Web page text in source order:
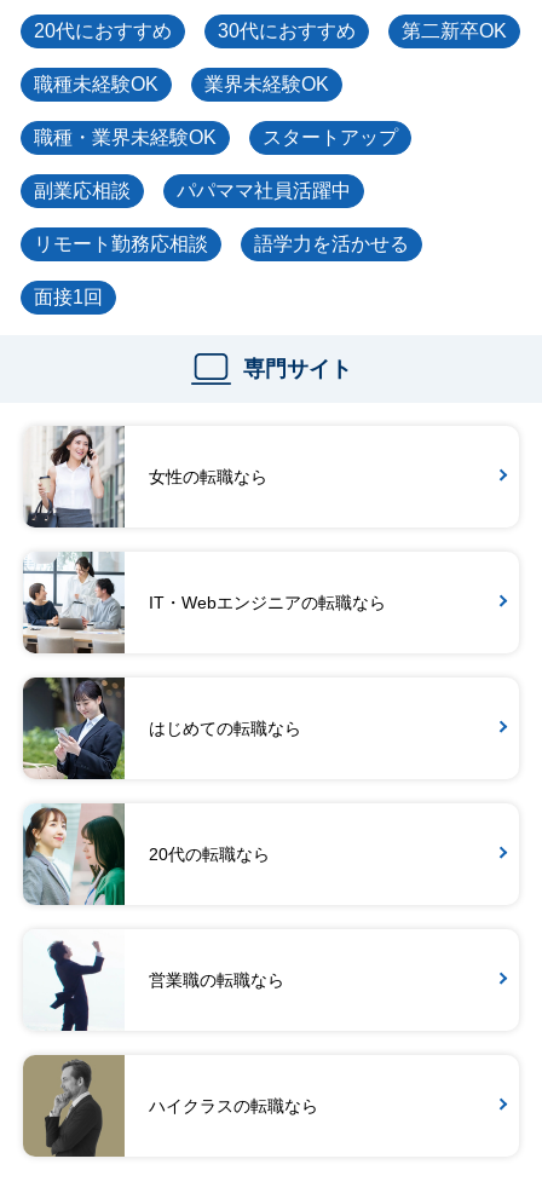
20代におすすめ 30代におすすめ 第二新卒OK
職種未経験OK 業界未経験OK
職種・業界未経験OK スタートアップ
副業応相談 パパママ社員活躍中
リモート勤務応相談 語学力を活かせる
面接1回
専門サイト
女性の転職なら
IT・Webエンジニアの転職なら
はじめての転職なら
20代の転職なら
営業職の転職なら
ハイクラスの転職なら